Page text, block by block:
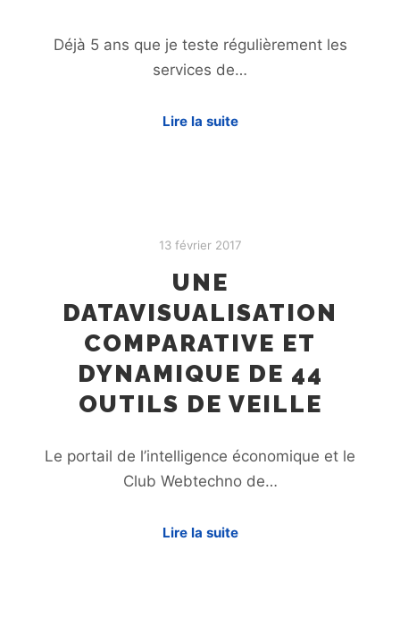
Déjà 5 ans que je teste régulièrement les
services de…
Lire la suite
13 février 2017
UNE
DATAVISUALISATION
COMPARATIVE ET
DYNAMIQUE DE 44
OUTILS DE VEILLE
Le portail de l’intelligence économique et le
Club Webtechno de…
Lire la suite